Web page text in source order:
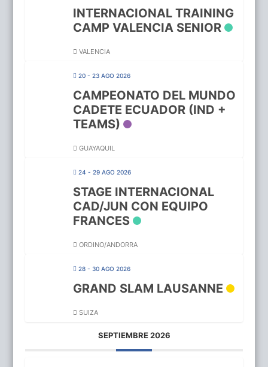
INTERNACIONAL TRAINING
CAMP VALENCIA SENIOR
VALENCIA
20 - 23 AGO 2026
CAMPEONATO DEL MUNDO
CADETE ECUADOR (IND +
TEAMS)
GUAYAQUIL
24 - 29 AGO 2026
STAGE INTERNACIONAL
CAD/JUN CON EQUIPO
FRANCES
ORDINO/ANDORRA
28 - 30 AGO 2026
GRAND SLAM LAUSANNE
SUIZA
SEPTIEMBRE 2026